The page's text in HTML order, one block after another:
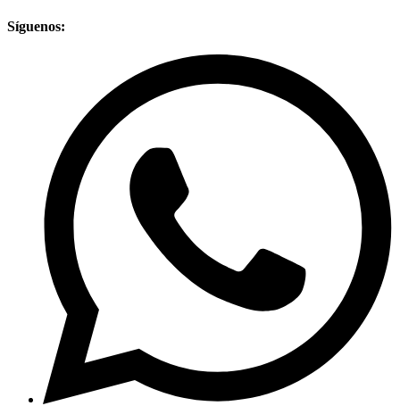
Síguenos: